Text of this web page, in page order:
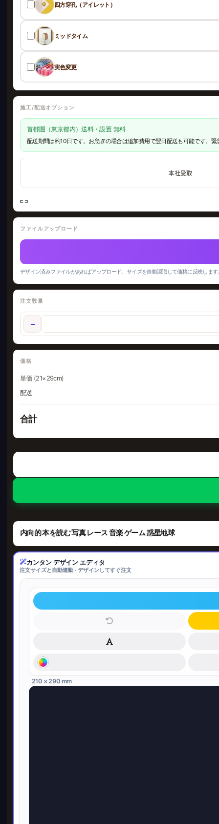
内向的 本を読む 写真 レース 音楽 ゲーム 惑星地球
カンタン デザイン エディタ
注文サイズと自動連動 · デザインしてすぐ注文
210 × 290 mm
四方穿孔（アイレット）
ミッドタイム
実色変更
施工/配送オプション
首都圏（東京都内）送料・設置 無料
配送期間は約10日です。お急ぎの場合は追加費用で翌日配送も可能です。
本社受取
ファイルアップロード
デザイン済みファイルがあればアップロード。サイズを自動認識して価格に反映しま
注文数量
−
価格
単価 (21×29cm)
配送
合計